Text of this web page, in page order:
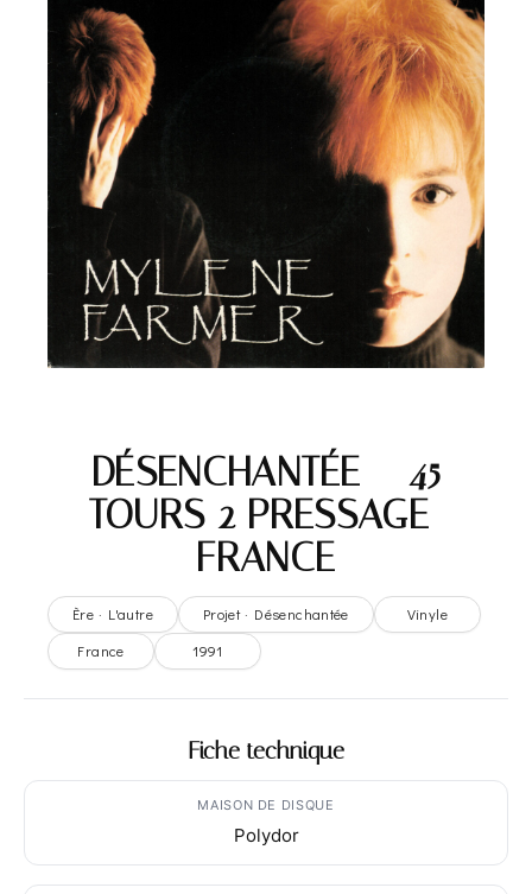
DÉSENCHANTÉE – 45
TOURS 2 PRESSAGE-
FRANCE
Ère · L'autre Projet · Désenchantée
Vinyle
France
1991
Fiche technique
MAISON DE DISQUE
Polydor